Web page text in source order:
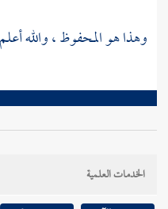
وهذا هو المحفوظ ، والله
الخدمات العلمية